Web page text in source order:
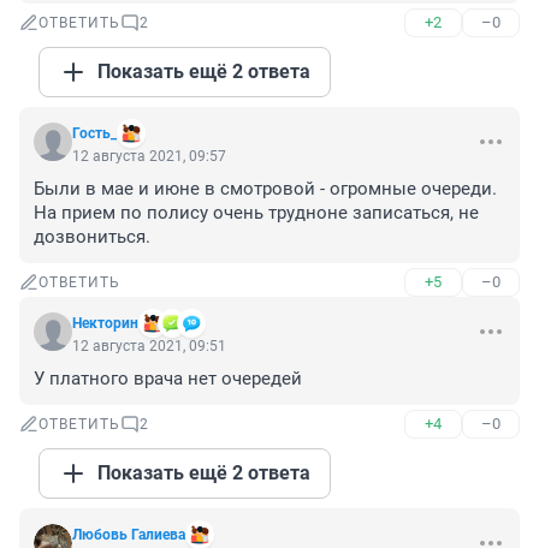
ОТВЕТИТЬ 2 +2 –0
Показать ещё 2 ответа
Гость_
12 августа 2021, 09:57
Были в мае и июне в смотровой - огромные очереди.
На прием по полису очень трудноне записаться, не
дозвониться.
ОТВЕТИТЬ +5 –0
Некторин
12 августа 2021, 09:51
У платного врача нет очередей
ОТВЕТИТЬ 2 +4 –0
Показать ещё 2 ответа
Любовь Галиева